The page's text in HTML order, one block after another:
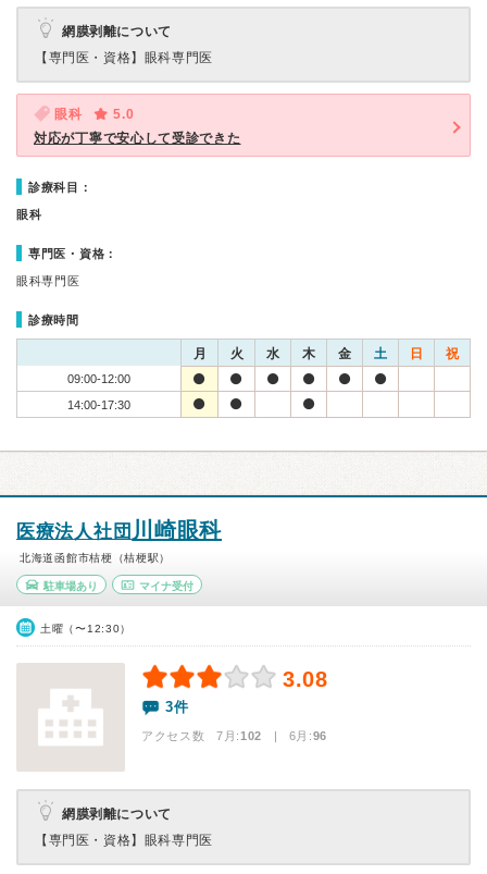
網膜剥離について
【専門医・資格】 眼科専門医
眼科
5.0
対応が丁寧で安心して受診できた
診療科目：
眼科
専門医・資格：
眼科専門医
診療時間
月 火 水 木 金 土 日 祝
09:00-12:00
14:00-17:30
医療法人社団 川崎眼科
北海道函館市桔梗（桔梗駅）
駐車場あり マイナ受付
土曜（〜12:30）
3.08
3件
アクセス数 7月:102 | 6月:96
網膜剥離について
【専門医・資格】 眼科専門医